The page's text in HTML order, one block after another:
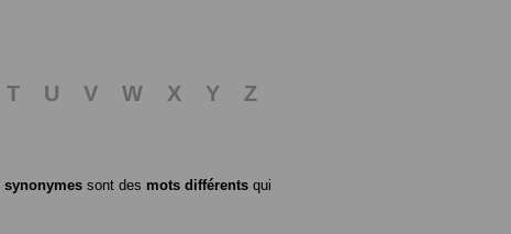
T U V W X Y
Z
synonymes sont des mots différents qui